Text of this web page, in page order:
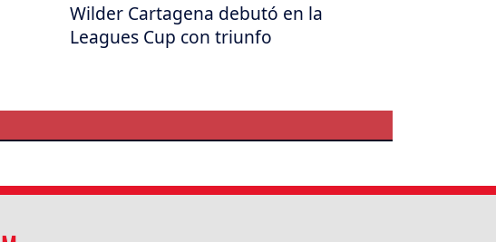
Wilder Cartagena debutó en la
Leagues Cup con triunfo